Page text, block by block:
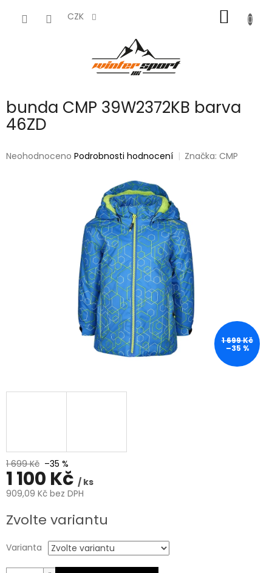
CZK
KOŠÍK
bunda CMP 39W2372KB barva
46ZD
Průměrné
Neohodnoceno Podrobnosti hodnocení Značka:CMP
1 699 Kč
–35 %
1 699 Kč –35 %
1 100 Kč / ks
909,09 Kč bez DPH
cena:
Zvolte variantu
Varianta